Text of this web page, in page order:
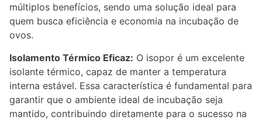
múltiplos benefícios, sendo uma solução ideal para
quem busca eficiência e economia na incubação de
ovos.
Isolamento Térmico Eficaz: O isopor é um excelente
isolante térmico, capaz de manter a temperatura
interna estável. Essa característica é fundamental para
garantir que o ambiente ideal de incubação seja
mantido, contribuindo diretamente para o sucesso na